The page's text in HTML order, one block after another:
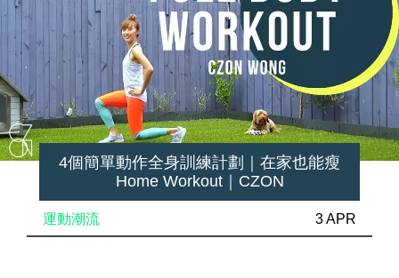
4個簡單動作全身訓練計劃｜在家也能瘦
Home Workout｜CZON
運動潮流 3 APR